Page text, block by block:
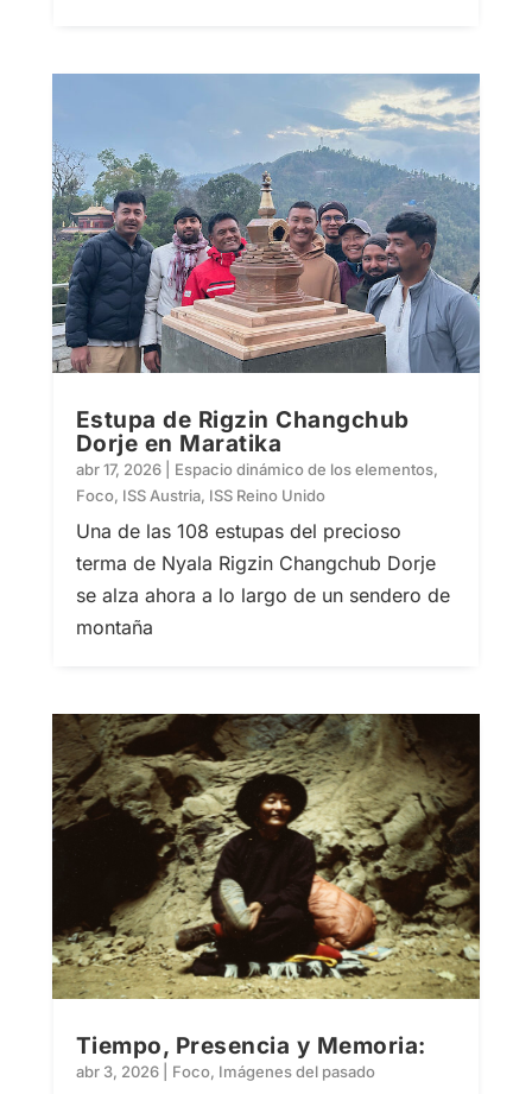
Estupa de Rigzin Changchub
Dorje en Maratika
abr 17, 2026| Espacio dinámico de los elementos,
Foco, ISS Austria, ISS Reino Unido
Una de las 108 estupas del precioso
terma de Nyala Rigzin Changchub Dorje
se alza ahora a lo largo de un sendero de
montaña
Tiempo, Presencia y Memoria:
abr 3, 2026| Foco, Imágenes del pasado